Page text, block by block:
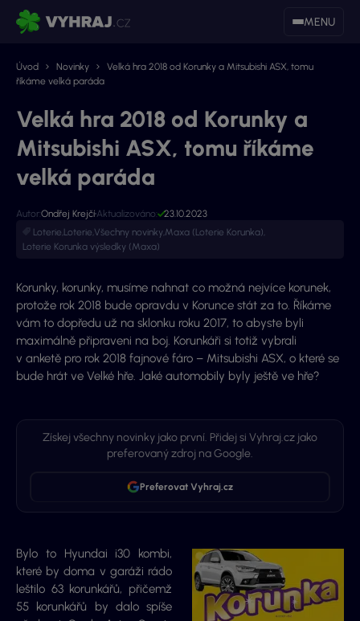
MENU
Úvod Novinky
Velká hra 2018 od Korunky a Mitsubishi ASX, tomu
říkáme velká paráda
Velká hra 2018 od Korunky a
Mitsubishi ASX, tomu říkáme
velká paráda
Autor:Ondřej Krejčí Aktualizováno:
23.10.2023
Loterie,Loterie,Všechny novinky,Maxa (Loterie Korunka),
Loterie Korunka výsledky (Maxa)
Korunky, korunky, musíme nahnat co možná nejvíce korunek,
protože rok 2018 bude opravdu v Korunce stát za to. Říkáme
vám to dopředu už na sklonku roku 2017, to abyste byli
maximálně připraveni na boj. Korunkáři si totiž vybrali
v anketě pro rok 2018 fajnové fáro – Mitsubishi ASX, o které se
bude hrát ve Velké hře. Jaké automobily byly ještě ve hře?
Získej všechny novinky jako první. Přidej si Vyhraj.cz jako
preferovaný zdroj na Google.
Preferovat Vyhraj.cz
Bylo to Hyundai i30 kombi,
které by doma v garáži rádo
leštilo 63 korunkářů, přičemž
55 korunkářů by dalo spíše